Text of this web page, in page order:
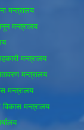
मन्त्रालय
मन्त्रालय
मन्त्रालय
मन्त्रालय
मन्त्रालय
विकास मन्त्रालय